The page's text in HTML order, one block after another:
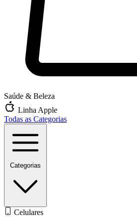
Saúde & Beleza
Linha Apple
Todas as Categorias
Categorias
Celulares